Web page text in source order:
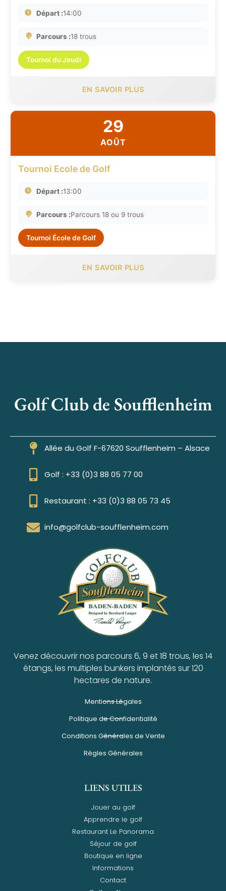
Départ :14:00
Parcours :18 trous
Tournoi du Jeudi
EN SAVOIR PLUS
29
AOÛT
Tournoi Ecole de Golf
Départ :13:00
Parcours :Parcours 18 ou 9 trous
Tournoi École de Golf
EN SAVOIR PLUS
Golf Club de Soufflenheim
Allée du Golf F-67620 Soufflenheim – Alsace
Golf : +33 (0)3 88 05 77 00
Restaurant : +33 (0)3 88 05 73 45
info@golfclub-soufflenheim.com
Venez découvrir nos parcours 6, 9 et 18 trous, les 14
étangs, les multiples bunkers implantés sur 120
hectares de nature.
Mentions Légales
Politique de Confidentialité
Conditions Générales de Vente
Règles Générales
LIENS UTILES
Jouer au golf
Apprendre le golf
Restaurant Le Panorama
Séjour de golf
Boutique en ligne
Informations
Contact